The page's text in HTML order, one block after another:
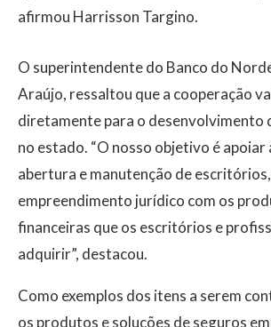
afirmou Harrisson Targino.
O superintendente do Banco do
Araújo, ressaltou que a cooperação
diretamente para o desenvolvimento
no estado. “O nosso objetivo é apoiar
abertura e manutenção de
empreendimento jurídico com os
financeiras que os escritórios e
adquirir”, destacou.
Como exemplos dos itens a serem
os produtos e soluções de seguros